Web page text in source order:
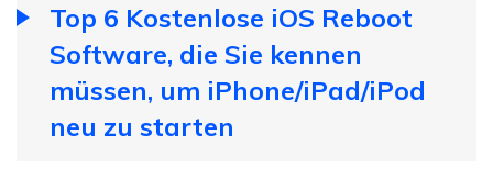
Top 6 Kostenlose iOS Reboot
Software, die Sie kennen
müssen, um iPhone/iPad/iPod
neu zu starten